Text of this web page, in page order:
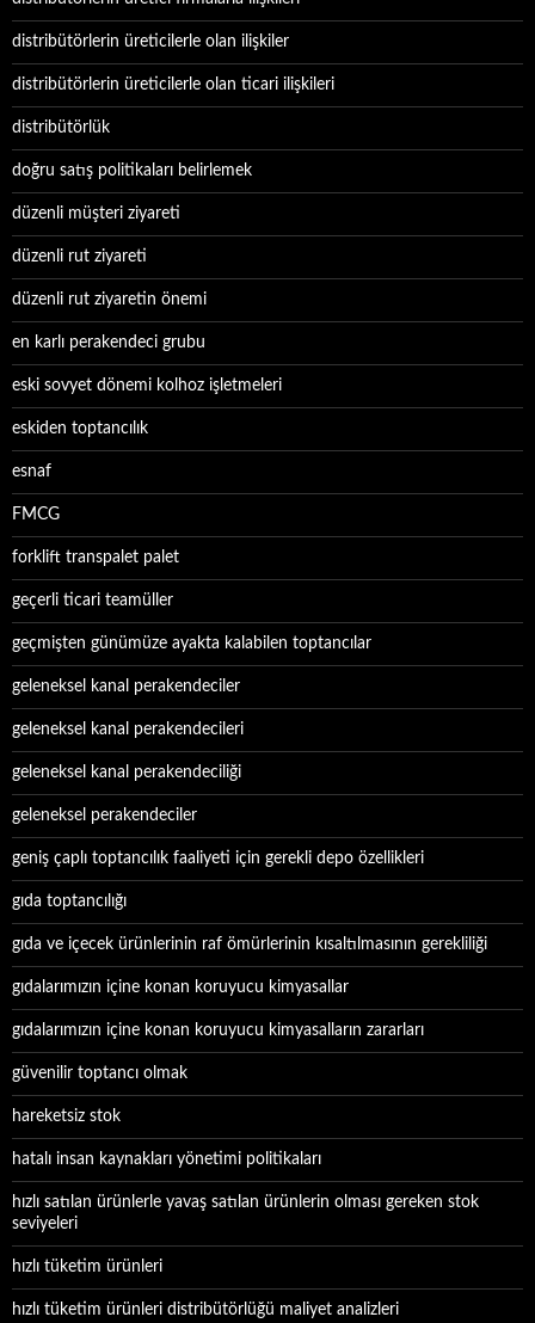
distribütörlerin üreticilerle olan ilişkiler
distribütörlerin üreticilerle olan ticari ilişkileri
distribütörlük
doğru satış politikaları belirlemek
düzenli müşteri ziyareti
düzenli rut ziyareti
düzenli rut ziyaretin önemi
en karlı perakendeci grubu
eski sovyet dönemi kolhoz işletmeleri
eskiden toptancılık
esnaf
FMCG
forklift transpalet palet
geçerli ticari teamüller
geçmişten günümüze ayakta kalabilen toptancılar
geleneksel kanal perakendeciler
geleneksel kanal perakendecileri
geleneksel kanal perakendeciliği
geleneksel perakendeciler
geniş çaplı toptancılık faaliyeti için gerekli depo özellikleri
gıda toptancılığı
gıda ve içecek ürünlerinin raf ömürlerinin kısaltılmasının gerekliliği
gıdalarımızın içine konan koruyucu kimyasallar
gıdalarımızın içine konan koruyucu kimyasalların zararları
güvenilir toptancı olmak
hareketsiz stok
hatalı insan kaynakları yönetimi politikaları
hızlı satılan ürünlerle yavaş satılan ürünlerin olması gereken stok
seviyeleri
hızlı tüketim ürünleri
hızlı tüketim ürünleri distribütörlüğü maliyet analizleri